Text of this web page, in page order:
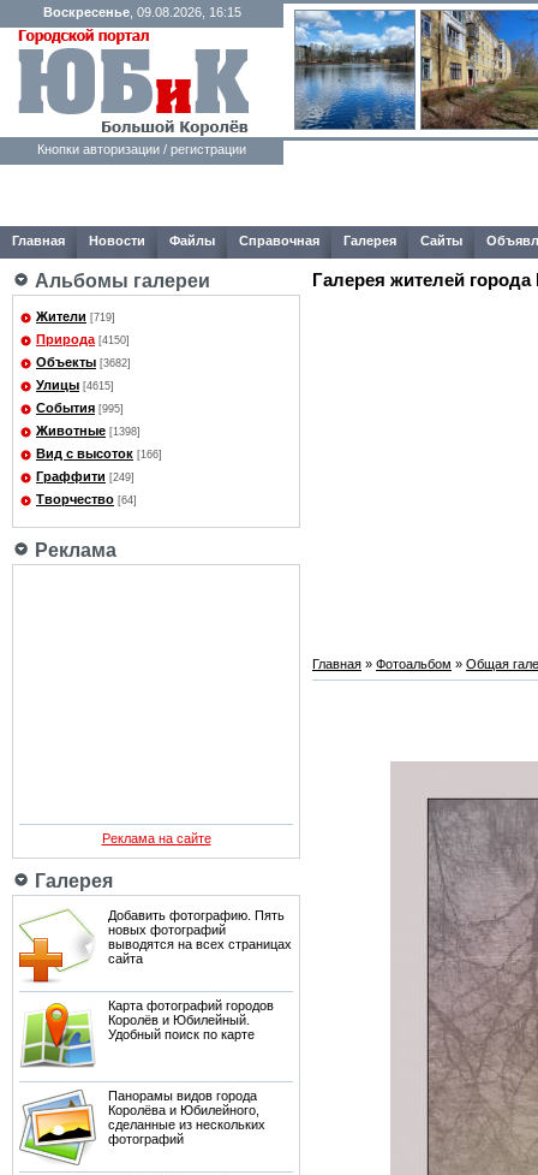
Воскресенье, 09.08.2026, 16:15
Кнопки авторизации / регистрации
Главная Новости Файлы Справочная Галерея Сайты
Альбомы галереи
Жители [719]
Природа [4150]
Объекты [3682]
Улицы [4615]
События [995]
Животные [1398]
Вид с высоток [166]
Граффити [249]
Творчество [64]
Реклама
Реклама на сайте
Галерея
Добавить фотографию. Пять
новых фотографий
выводятся на всех страницах
сайта
Карта фотографий городов
Королёв и Юбилейный.
Удобный поиск по карте
Панорамы видов города
Королёва и Юбилейного,
сделанные из нескольких
фотографий
Галерея жителей города
Главная » Фотоальбом » Общая